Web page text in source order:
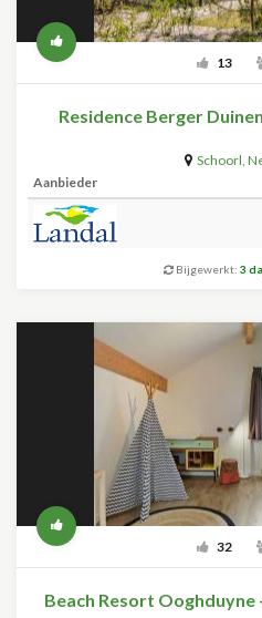
13
Residence Berger
Schoorl,
Aanbieder
Bijgewerkt: 3
32
Beach Resort